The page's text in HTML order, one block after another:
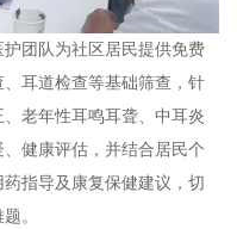
团队为社区居民提供免费
耳道检查等基础筛查，针
老年性耳鸣耳聋、中耳炎
健康评估，并结合居民个
指导及康复保健建议，切
。